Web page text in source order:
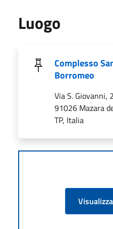
Luogo
Complesso
Borromeo
Via S. Giovanni,
91026 Mazara
TP, Italia